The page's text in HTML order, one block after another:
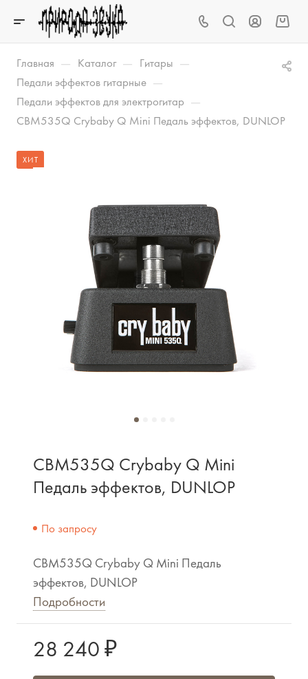
Главная — Каталог — Гитары —
Педали эффектов гитарные —
Педали эффектов для электрогитар —
CBM535Q Crybaby Q Mini Педаль эффектов, DUNLOP
ХИТ
CBM535Q Crybaby Q Mini
Педаль эффектов, DUNLOP
По запросу
CBM535Q Crybaby Q Mini Педаль
эффектов, DUNLOP
Подробности
28 240 ₽